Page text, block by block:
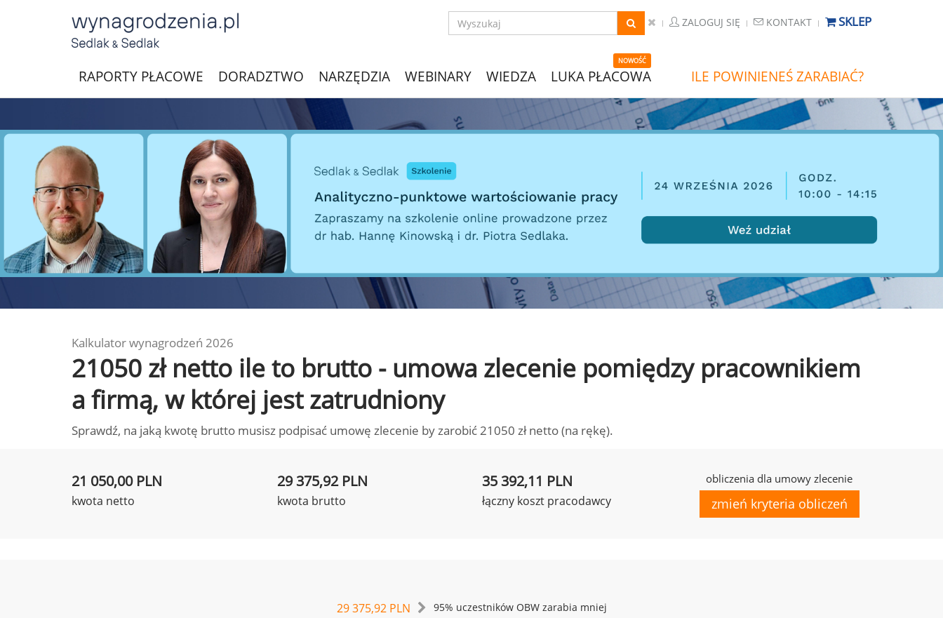
ZALOGUJ SIĘ KONTAKT SKLEP
RAPORTY PŁACOWE DORADZTWO NARZĘDZIA WEBINARY WIEDZA
NOWOŚĆ
LUKA PŁACOWA ILE POWINIENEŚ ZARABIAĆ?
Kalkulator wynagrodzeń 2026
21050 zł netto ile to brutto - umowa zlecenie pomiędzy pracownikiem
a firmą, w której jest zatrudniony
Sprawdź, na jaką kwotę brutto musisz podpisać umowę zlecenie by zarobić 21050 zł netto (na rękę).
21 050,00 PLN
kwota netto
29 375,92 PLN
kwota brutto
35 392,11 PLN
łączny koszt pracodawcy
obliczenia dla umowy zlecenie
zmień kryteria obliczeń
29 375,92 PLN 95% uczestników OBW zarabia mniej